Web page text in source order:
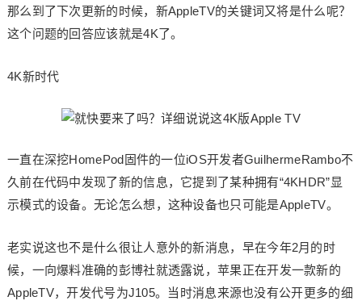
那么到了下次更新的时候，新AppleTV的关键词又将是什么呢？
这个问题的回答应该就是4K了。
4K新时代
一直在深挖HomePod固件的一位iOS开发者GuilhermeRambo不
久前在代码中发现了新的信息，它提到了某种拥有“4KHDR”显
示模式的设备。无论怎么想，这种设备也只可能是AppleTV。
老实说这也不是什么很让人意外的新消息，早在今年2月的时
候，一向爆料准确的彭博社就透露说，苹果正在开发一款新的
AppleTV，开发代号为J105。当时消息来源也没有公开更多的细